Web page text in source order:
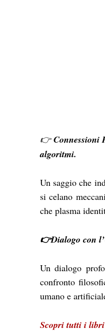
👉Connessioni
algoritmi.
Un saggio che
si celano
che plasma
👉Dialogo con
Un dialogo
confronto
umano e
Scopri tutti i